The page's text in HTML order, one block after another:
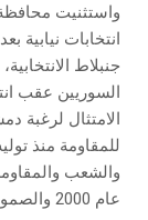
واستثنيت
انتخابات
جنبلاط
السوريين عقب
الامتثال لرغبة
للمقاومة منذ
والشعب
عام 2000 والصمود بوجه العدوان الإسرائيلي عام 2006.